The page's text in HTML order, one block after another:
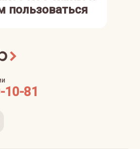
пользоваться
10-81